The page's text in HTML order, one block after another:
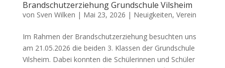
Brandschutzerziehung Grundschule Vilsheim
von Sven Wilken | Mai 23, 2026 | Neuigkeiten, Verein
Im Rahmen der Brandschutzerziehung besuchten uns
am 21.05.2026 die beiden 3. Klassen der Grundschule
Vilsheim. Dabei konnten die Schülerinnen und Schüler